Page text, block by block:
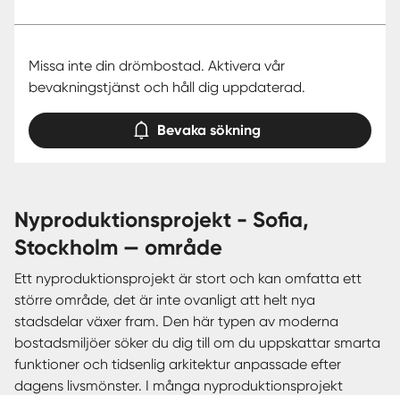
Missa inte din drömbostad. Aktivera vår
bevakningstjänst och håll dig uppdaterad.
Bevaka sökning
nyproduktionsprojekt - Sofia,
Stockholm — område
Ett nyproduktionsprojekt är stort och kan omfatta ett
större område, det är inte ovanligt att helt nya
stadsdelar växer fram. Den här typen av moderna
bostadsmiljöer söker du dig till om du uppskattar smarta
funktioner och tidsenlig arkitektur anpassade efter
dagens livsmönster. I många nyproduktionsprojekt